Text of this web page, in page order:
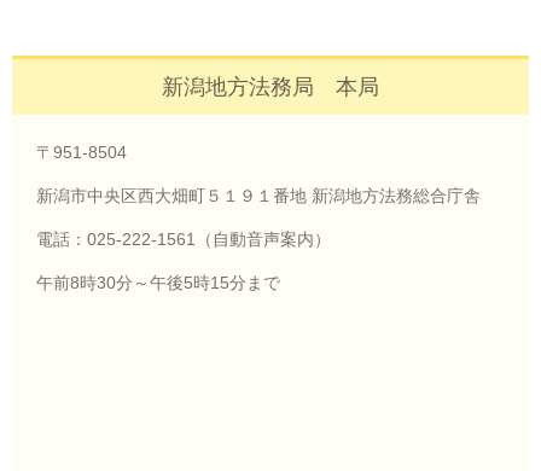
新潟地方法務局 本局
〒951-8504
新潟市中央区西大畑町５１９１番地 新潟地方法務総合庁舎
電話：025-222-1561（自動音声案内）
午前8時30分～午後5時15分まで